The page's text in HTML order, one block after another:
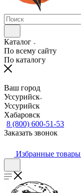
Каталог
По всему сайту
По каталогу
Ваш город
Уссурийск
Уссурийск
Хабаровск
8 (800) 600-51-53
Заказать звонок
Избранные товары